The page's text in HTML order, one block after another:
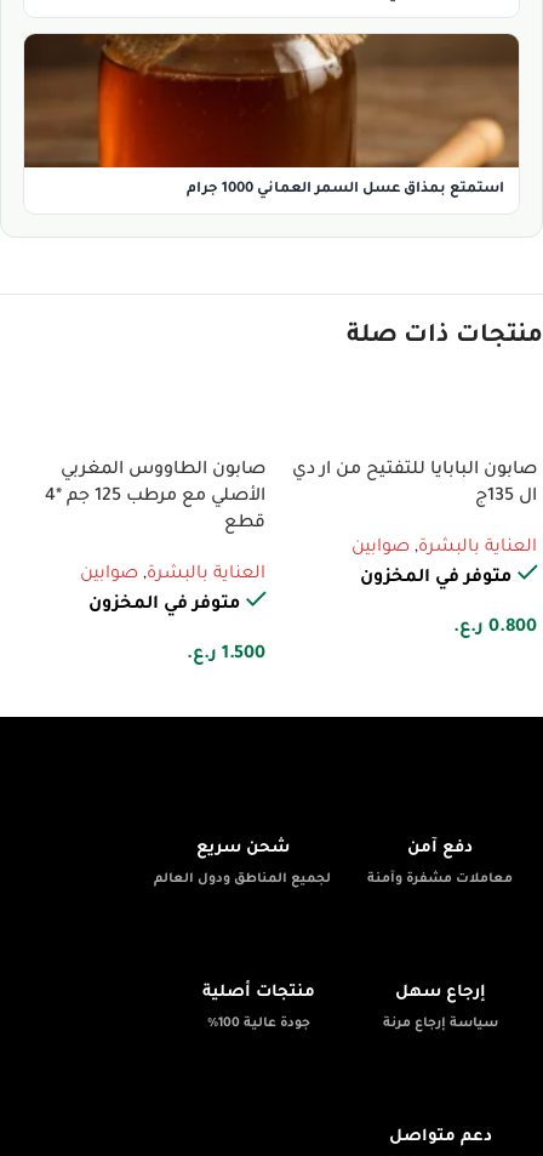
استمتع بمذاق عسل السمر العماني 1000 جرام
منتجات ذات صلة
صابون البابايا للتفتيح من ار دي
ال 135ج
العناية بالبشرة, صوابين
متوفر في المخزون
0.800 ر.ع.
صابون الطاووس المغربي
الأصلي مع مرطب 125 جم *4
قطع
العناية بالبشرة, صوابين
متوفر في المخزون
1.500 ر.ع.
دفع آمن
معاملات مشفرة وآمنة
شحن سريع
لجميع المناطق ودول العالم
إرجاع سهل
سياسة إرجاع مرنة
منتجات أصلية
جودة عالية 100%
دعم متواصل